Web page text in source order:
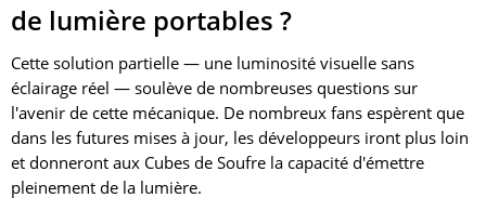
de lumière portables ?
Cette solution partielle — une luminosité visuelle sans
éclairage réel — soulève de nombreuses questions sur
l'avenir de cette mécanique. De nombreux fans espèrent que
dans les futures mises à jour, les développeurs iront plus loin
et donneront aux Cubes de Soufre la capacité d'émettre
pleinement de la lumière.